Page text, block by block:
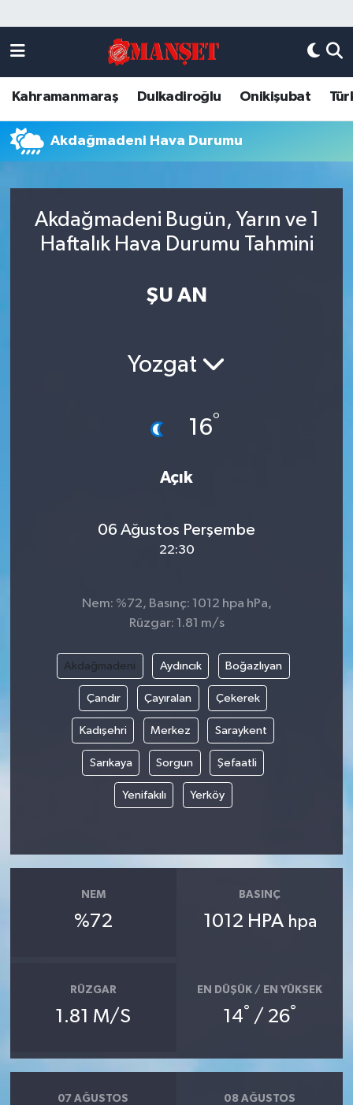
Kahramanmaraş Dulkadiroğlu Onikişubat
Akdağmadeni Hava Durumu
Akdağmadeni Bugün, Yarın ve 1
Haftalık Hava Durumu Tahmini
ŞU AN
Yozgat
16°
Açık
06 Ağustos Perşembe
22:30
Nem: %72, Basınç: 1012 hpa hPa,
Rüzgar: 1.81 m/s
Akdağmadeni Aydıncık Boğazlıyan
Çandır Çayıralan Çekerek
Kadışehri Merkez Saraykent
Sarıkaya Sorgun Şefaatli
Yenifakılı Yerköy
NEM
%72
BASINÇ
1012 HPA hpa
RÜZGAR
1.81 M/S
EN DÜŞÜK / EN YÜKSEK
14° / 26°
07 AĞUSTOS 08 AĞUSTOS
DULKADİROĞLU
KAHRAMANMARAŞ
ÖZEL HABER
Kahramanmaraş Nöbetçi Eczaneler
Kahramanmaraş Hava Durumu
Kahramanmaraş Trafik Yoğunluk Haritası
Tüm Manşetler